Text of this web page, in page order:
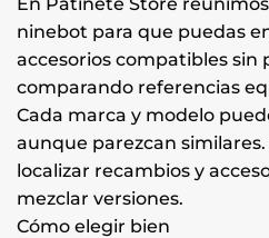
ninebot para que puedas
accesorios compatibles sin
comparando referencias
Cada marca y modelo
aunque parezcan
localizar recambios y
mezclar versiones.
Cómo elegir bien